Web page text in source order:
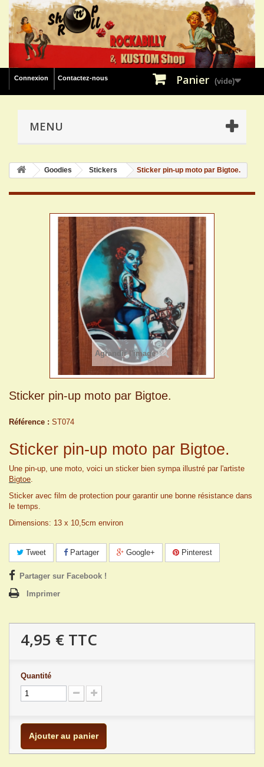
Connexion Contactez-nous Panier (vide)
MENU
Goodies Stickers Sticker pin-up moto par Bigtoe.
Agrandir l'image
Sticker pin-up moto par Bigtoe.
Référence : ST074
Sticker pin-up moto par Bigtoe.
Une pin-up, une moto, voici un sticker bien sympa illustré par l'artiste
Bigtoe
Sticker avec film de protection pour garantir une bonne résistance dans
le temps.
Dimensions: 13 x 10,5cm environ
Tweet Partager Google+ Pinterest
Partager sur Facebook !
Imprimer
4,95 € TTC
Quantité
Ajouter au panier